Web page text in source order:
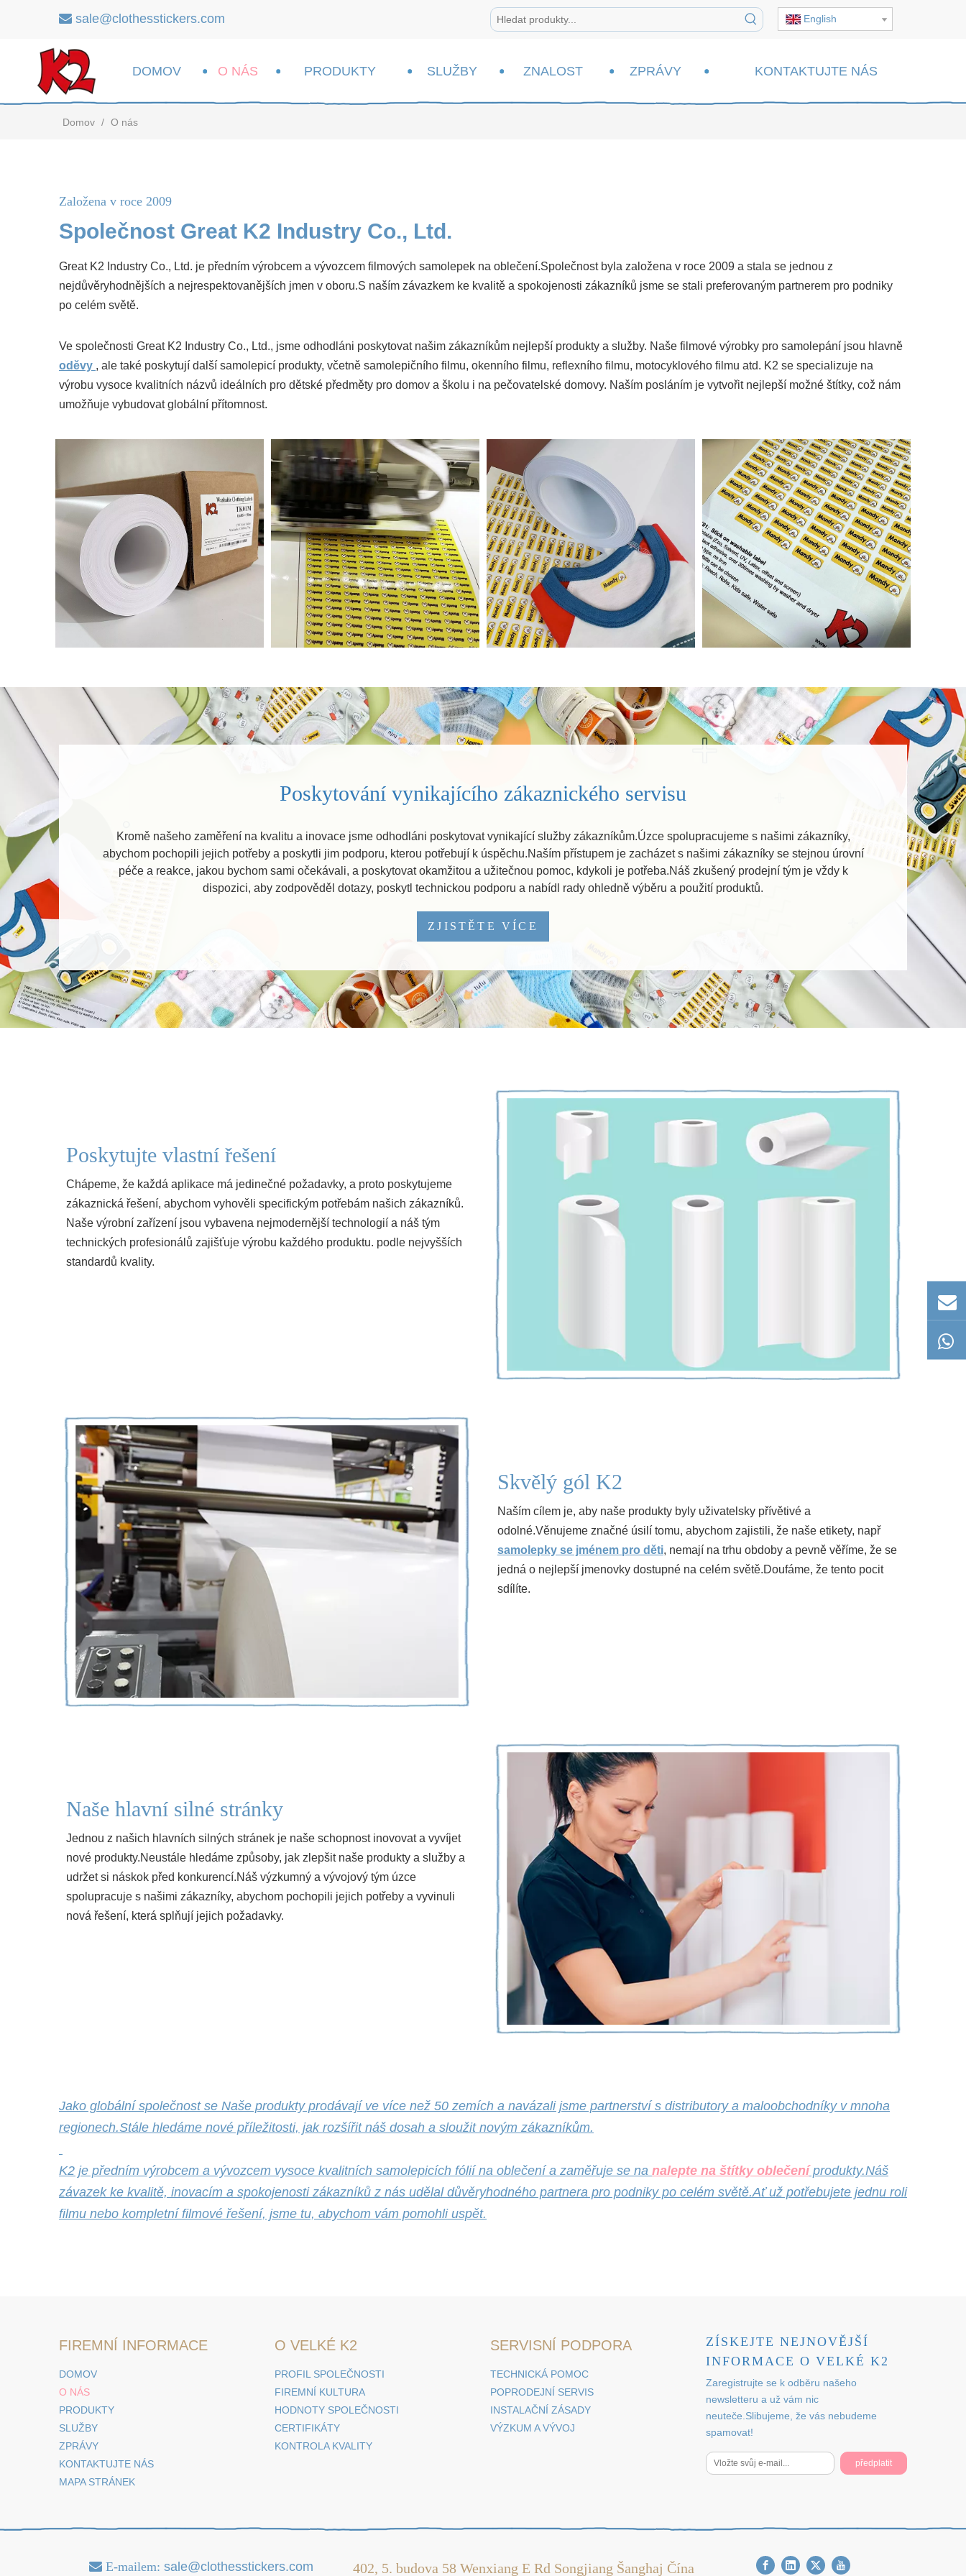
 sale@clothesstickers.com English
DOMOV O NÁS PRODUKTY SLUŽBY ZNALOST ZPRÁVY KONTAKTUJTE NÁS
Domov / O nás
Založena v roce 2009
Společnost Great K2 Industry Co., Ltd.
Great K2 Industry Co., Ltd. je předním výrobcem a vývozcem filmových samolepek na oblečení.Společnost byla založena v roce 2009 a stala se jednou z
nejdůvěryhodnějších a nejrespektovanějších jmen v oboru.S naším závazkem ke kvalitě a spokojenosti zákazníků jsme se stali preferovaným partnerem pro podniky
po celém světě.
Ve společnosti Great K2 Industry Co., Ltd., jsme odhodláni poskytovat našim zákazníkům nejlepší produkty a služby. Naše filmové výrobky pro samolepání jsou hlavně
oděvy , ale také poskytují další samolepicí produkty, včetně samolepičního filmu, okenního filmu, reflexního filmu, motocyklového filmu atd. K2 se specializuje na
výrobu vysoce kvalitních názvů ideálních pro dětské předměty pro domov a školu i na pečovatelské domovy. Naším posláním je vytvořit nejlepší možné štítky, což nám
umožňuje vybudovat globální přítomnost.
Poskytování vynikajícího zákaznického servisu​​​​​​
Kromě našeho zaměření na kvalitu a inovace jsme odhodláni poskytovat vynikající služby zákazníkům.Úzce spolupracujeme s našimi zákazníky,
abychom pochopili jejich potřeby a poskytli jim podporu, kterou potřebují k úspěchu.Naším přístupem je zacházet s našimi zákazníky se stejnou úrovní
péče a reakce, jakou bychom sami očekávali, a poskytovat okamžitou a užitečnou pomoc, kdykoli je potřeba.Náš zkušený prodejní tým je vždy k
dispozici, aby zodpověděl dotazy, poskytl technickou podporu a nabídl rady ohledně výběru a použití produktů.
ZJISTĚTE VÍCE
Poskytujte vlastní řešení
Chápeme, že každá aplikace má jedinečné požadavky, a proto poskytujeme
zákaznická řešení, abychom vyhověli specifickým potřebám našich zákazníků.
Naše výrobní zařízení jsou vybavena nejmodernější technologií a náš tým
technických profesionálů zajišťuje výrobu každého produktu. podle nejvyšších
standardů kvality.
Skvělý gól K2
Naším cílem je, aby naše produkty byly uživatelsky přívětivé a
odolné.Věnujeme značné úsilí tomu, abychom zajistili, že naše etikety, např
samolepky se jménem pro děti, nemají na trhu obdoby a pevně věříme, že se
jedná o nejlepší jmenovky dostupné na celém světě.Doufáme, že tento pocit
sdílíte.
Naše hlavní silné stránky
Jednou z našich hlavních silných stránek je naše schopnost inovovat a vyvíjet
nové produkty.Neustále hledáme způsoby, jak zlepšit naše produkty a služby a
udržet si náskok před konkurencí.Náš výzkumný a vývojový tým úzce
spolupracuje s našimi zákazníky, abychom pochopili jejich potřeby a vyvinuli
nová řešení, která splňují jejich požadavky.
Jako globální společnost se Naše produkty prodávají ve více než 50 zemích a navázali jsme partnerství s distributory a maloobchodníky v mnoha
regionech.Stále hledáme nové příležitosti, jak rozšířit náš dosah a sloužit novým zákazníkům.
K2 je předním výrobcem a vývozcem vysoce kvalitních samolepicích fólií na oblečení a zaměřuje se na nalepte na štítky oblečeníprodukty.Náš
závazek ke kvalitě, inovacím a spokojenosti zákazníků z nás udělal důvěryhodného partnera pro podniky po celém světě.Ať už potřebujete jednu roli
filmu nebo kompletní filmové řešení, jsme tu, abychom vám pomohli uspět.
FIREMNÍ INFORMACE
DOMOV
O NÁS
PRODUKTY
SLUŽBY
ZPRÁVY
KONTAKTUJTE NÁS
MAPA STRÁNEK
O VELKÉ K2
PROFIL SPOLEČNOSTI
FIREMNÍ KULTURA
HODNOTY SPOLEČNOSTI
CERTIFIKÁTY
KONTROLA KVALITY
SERVISNÍ PODPORA
TECHNICKÁ POMOC
POPRODEJNÍ SERVIS
INSTALAČNÍ ZÁSADY
VÝZKUM A VÝVOJ
ZÍSKEJTE NEJNOVĚJŠÍ
INFORMACE O VELKÉ K2
Zaregistrujte se k odběru našeho
newsletteru a už vám nic
neuteče.Slibujeme, že vás nebudeme
spamovat!
předplatit
 E-mailem: sale@clothesstickers.com 402, 5. budova 58 Wenxiang E Rd Songjiang Šanghaj Čína